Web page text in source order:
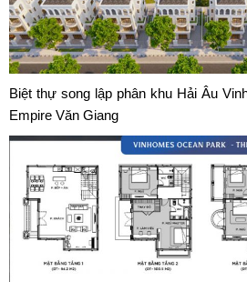
Biệt thự song lập phân khu Hải Âu
Empire Văn Giang